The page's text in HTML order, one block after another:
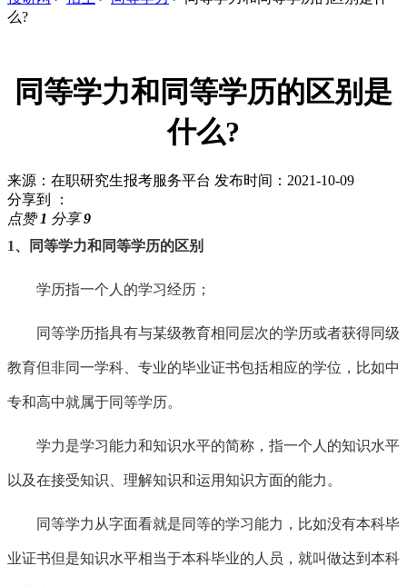
么?
同等学力和同等学历的区别是
什么?
来源：在职研究生报考服务平台 发布时间：2021-10-09
分享到 ：
点赞 1 分享9
1、同等学力和同等学历的区别
学历指一个人的学习经历；
同等学历指具有与某级教育相同层次的学历或者获得同级
教育但非同一学科、专业的毕业证书包括相应的学位，比如中
专和高中就属于同等学历。
学力是学习能力和知识水平的简称，指一个人的知识水平
以及在接受知识、理解知识和运用知识方面的能力。
同等学力从字面看就是同等的学习能力，比如没有本科毕
业证书但是知识水平相当于本科毕业的人员，就叫做达到本科